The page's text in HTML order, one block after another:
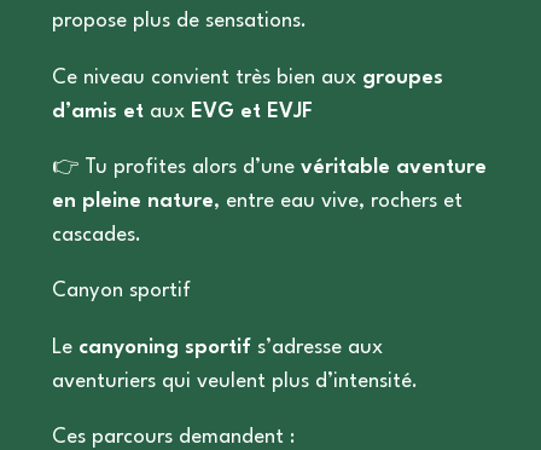
propose plus de sensations.
Ce niveau convient très bien aux groupes
d’amis et aux EVG et EVJF
👉 Tu profites alors d’une véritable aventure
en pleine nature, entre eau vive, rochers et
cascades.
Canyon sportif
Le canyoning sportif s’adresse aux
aventuriers qui veulent plus d’intensité.
Ces parcours demandent :